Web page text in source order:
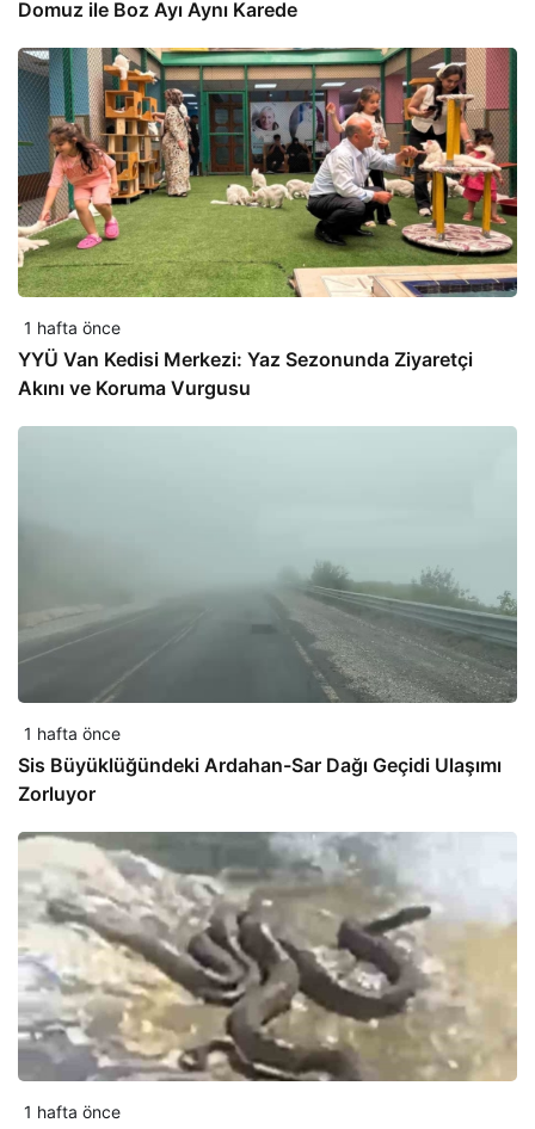
Domuz ile Boz Ayı Aynı Karede
1 hafta önce
YYÜ Van Kedisi Merkezi: Yaz Sezonunda Ziyaretçi
Akını ve Koruma Vurgusu
1 hafta önce
Sis Büyüklüğündeki Ardahan-Sar Dağı Geçidi Ulaşımı
Zorluyor
1 hafta önce